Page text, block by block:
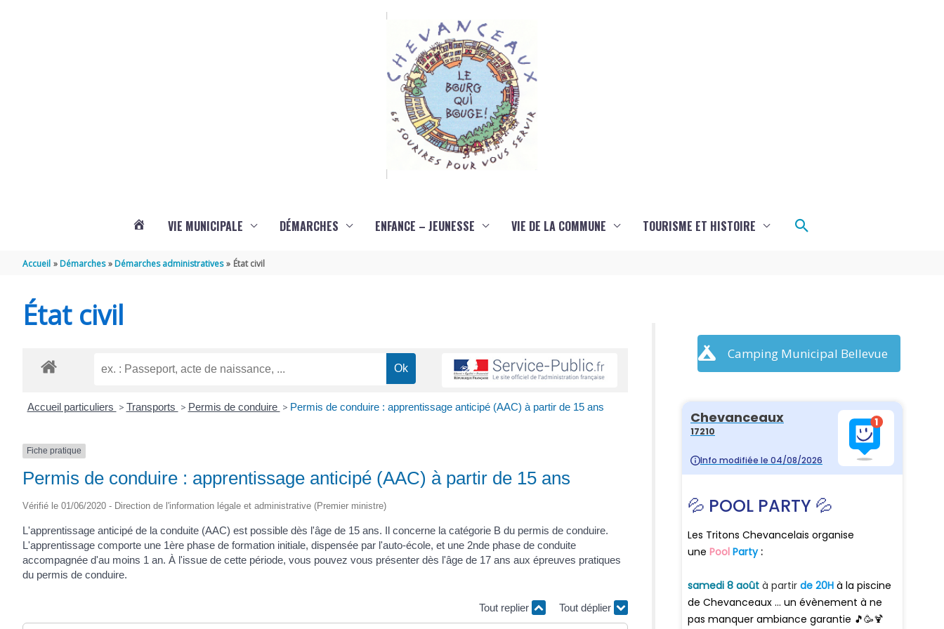
VIE MUNICIPALE DÉMARCHES ENFANCE – JEUNESSE VIE DE LA COMMUNE TOURISME ET HISTOIRE Rechercher
Accueil Démarches Démarches administratives État civil
État civil
Accueil particuliers > Transports > Permis de conduire > Permis de conduire : apprentissage anticipé (AAC) à partir de 15 ans
Fiche pratique
Permis de conduire : apprentissage anticipé (AAC) à partir de 15 ans
Vérifié le 01/06/2020 - Direction de l'information légale et administrative (Premier ministre)
L'apprentissage anticipé de la conduite (AAC) est possible dès l'âge de 15 ans. Il concerne la catégorie B du permis de conduire.
L'apprentissage comporte une 1ère phase de formation initiale, dispensée par l'auto-école, et une 2nde phase de conduite
accompagnée d'au moins 1 an. À l'issue de cette période, vous pouvez vous présenter dès l'âge de 17 ans aux épreuves pratiques
du permis de conduire.
Tout replier Tout déplier
Camping Municipal Bellevue